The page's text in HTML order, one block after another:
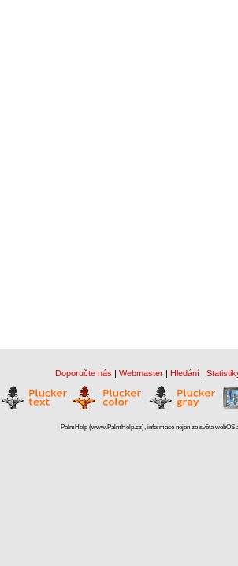
Doporučte nás | Webmaster | Hledání |
PalmHelp (www.PalmHelp.cz), informace nejen ze světa